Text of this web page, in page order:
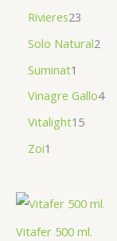
Rivieres23
Solo Natural2
Suminat1
Vinagre Gallo4
Vitalight15
Zoi1
Vitafer 500 ml.